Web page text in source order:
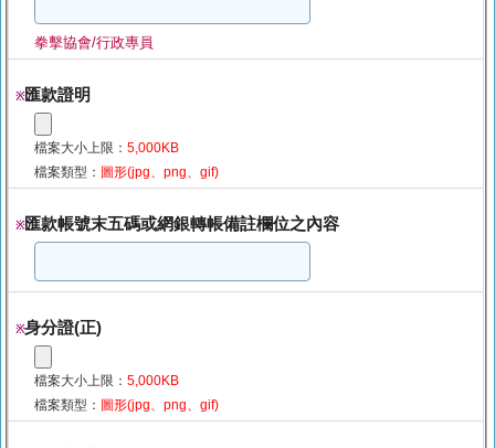
拳擊協會/行政專員
※匯款證明
檔案大小上限： 5,000KB
檔案類型： 圖形(jpg、png、gif)
※匯款帳號末五碼或網銀轉帳備註欄位之內容
※身分證(正)
檔案大小上限： 5,000KB
檔案類型： 圖形(jpg、png、gif)